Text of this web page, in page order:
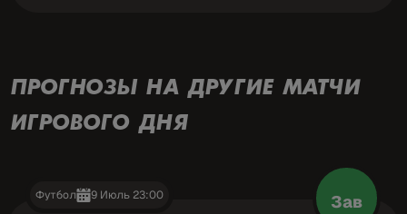
ПРОГНОЗЫ НА ДРУГИЕ МАТЧИ
ИГРОВОГО ДНЯ
Футбол 9 Июль 23:00 Зав